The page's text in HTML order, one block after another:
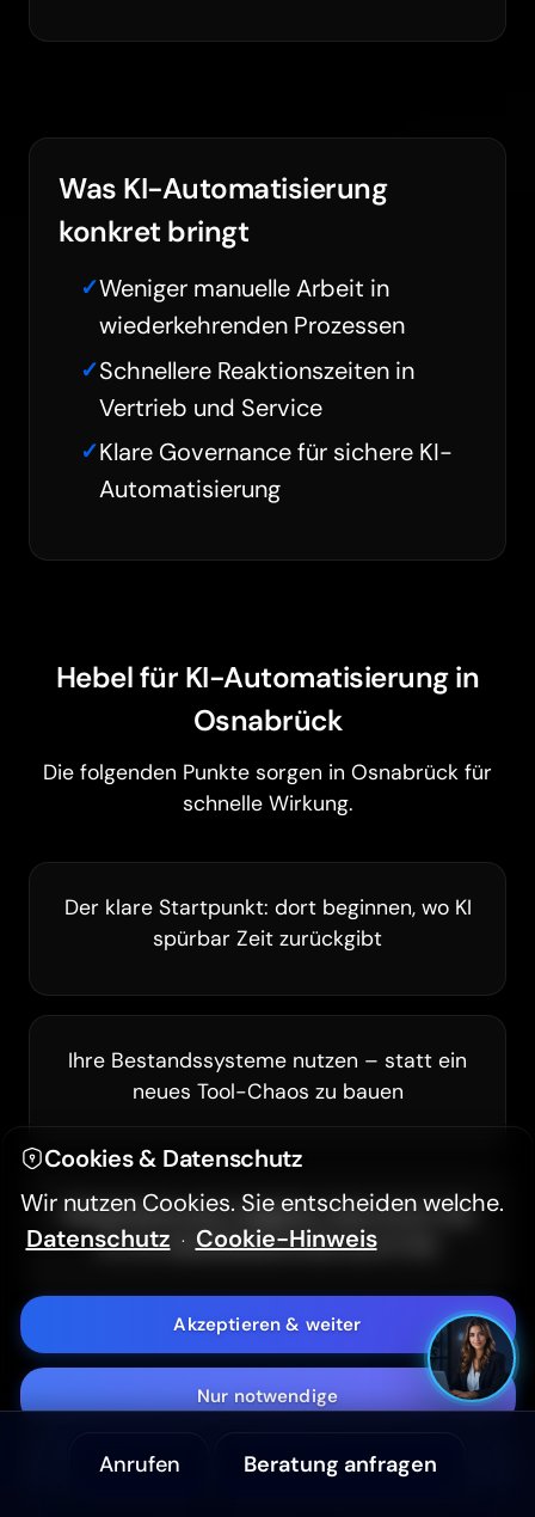
Was KI-Automatisierung
konkret bringt
Weniger manuelle Arbeit in
wiederkehrenden Prozessen
Schnellere Reaktionszeiten in
Vertrieb und Service
Klare Governance für sichere KI-
Automatisierung
Hebel für KI-Automatisierung in
Osnabrück
Die folgenden Punkte sorgen in Osnabrück für
schnelle Wirkung.
Der klare Startpunkt: dort beginnen, wo KI
spürbar Zeit zurückgibt
Ihre Bestandssysteme nutzen – statt ein
neues Tool-Chaos zu bauen
Wiederkehrende Aufgaben übernimmt die
KI, mit Qualitätskontrolle durch Sie
So starten wir als KI-
Anrufen Beratung anfragen
AaSans Serif Schrift
Barrierefreiheitserklärung
Cookies & Datenschutz
Wir nutzen Cookies. Sie entscheiden welche.
Datenschutz · Cookie-Hinweis
Nur notwendige
Anpassen
Akzeptieren & weiter